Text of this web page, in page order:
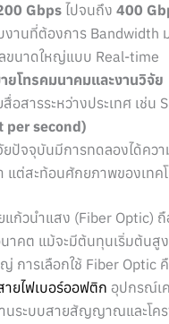
Gbpsไปจนถึง 400
งานที่ต้องการ Bandwidth
ขนาดใหญ่แบบ Real-time
ยโทรคมนาคมและงานวิจัย
สื่อสารระหว่างประเทศ เช่
per second)
ยปัจจุบันมีการทดลองได้ควา
แต่สะท้อนศักยภาพของเทค
แก้วนำแสง (Fiber Optic) ถื
าคต แม้จะมีต้นทุนเริ่มต้นสู
การเลือกใช้ Fiber
ายไฟเบอร์ออฟติก อุปกรณ์เ
นระบบสายสัญญาณและโคร